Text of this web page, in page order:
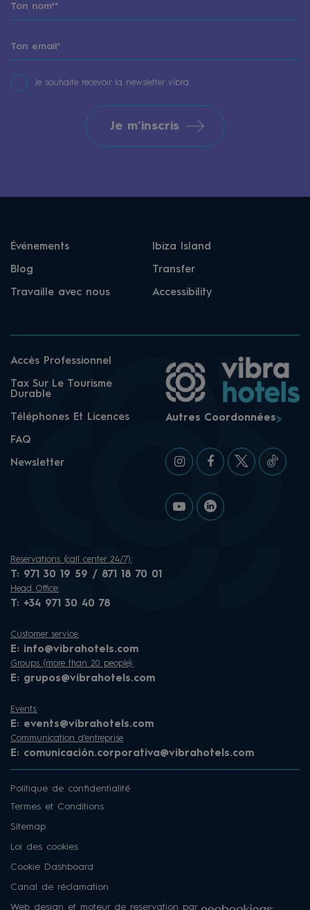
Je souhaite recevoir la newsletter vibra
Je m’inscris
Événements Ibiza Island
Blog Transfer
Travaille avec nous Accessibility
Accès Professionnel
Tax Sur Le Tourisme
Durable
Téléphones Et Licences
FAQ
Newsletter
Autres Coordonnées
Reservations (call center 24/7):
T: 971 30 19 59 / 871 18 70 01
Head Office:
T: +34 971 30 40 78
Customer service:
E: info@vibrahotels.com
Groups (more than 20 people):
E: grupos@vibrahotels.com
Events:
E: events@vibrahotels.com
Communication d'entreprise
E: comunicación.corporativa@vibrahotels.com
Politique de confidentialité
Termes et Conditions
Sitemap
Loi des cookies
Cookie Dashboard
Canal de réclamation
Web design et moteur de reservation par